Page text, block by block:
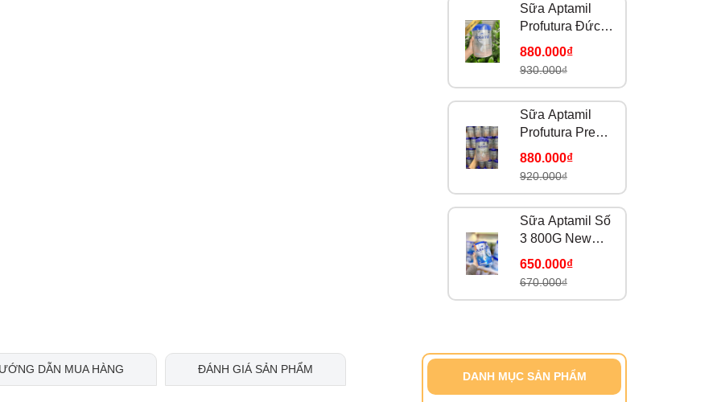
Sữa Aptamil
Profutura Đức
Số 1
880.000₫
930.000₫
Sữa Aptamil
Profutura Pre
Cho Trẻ Từ 0 –
880.000₫
920.000₫
Sữa Aptamil Số
3 800G New
Zealand (2 tuổi
650.000₫
670.000₫
DẪN MUA HÀNG ĐÁNH GIÁ SẢN PHẨM
DANH MỤC SẢN PHẨM